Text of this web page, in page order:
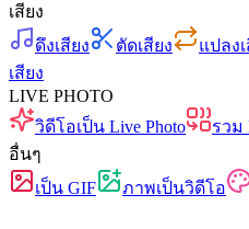
เสียง
ดึงเสียง
ตัดเสียง แปลง
เสียง
LIVE PHOTO
วิดีโอเป็น Live Photo
รวม
อื่นๆ
เป็น GIF
ภาพเป็นวิดีโอ